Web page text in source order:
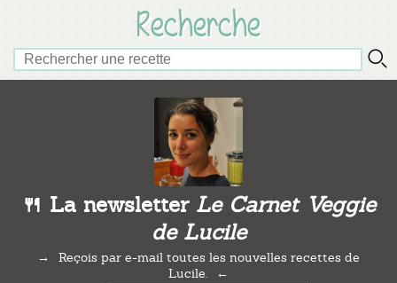
Recherche
🍴 La newsletter Le Carnet Veggie
de Lucile
Reçois par e-mail toutes les nouvelles recettes de
Lucile.